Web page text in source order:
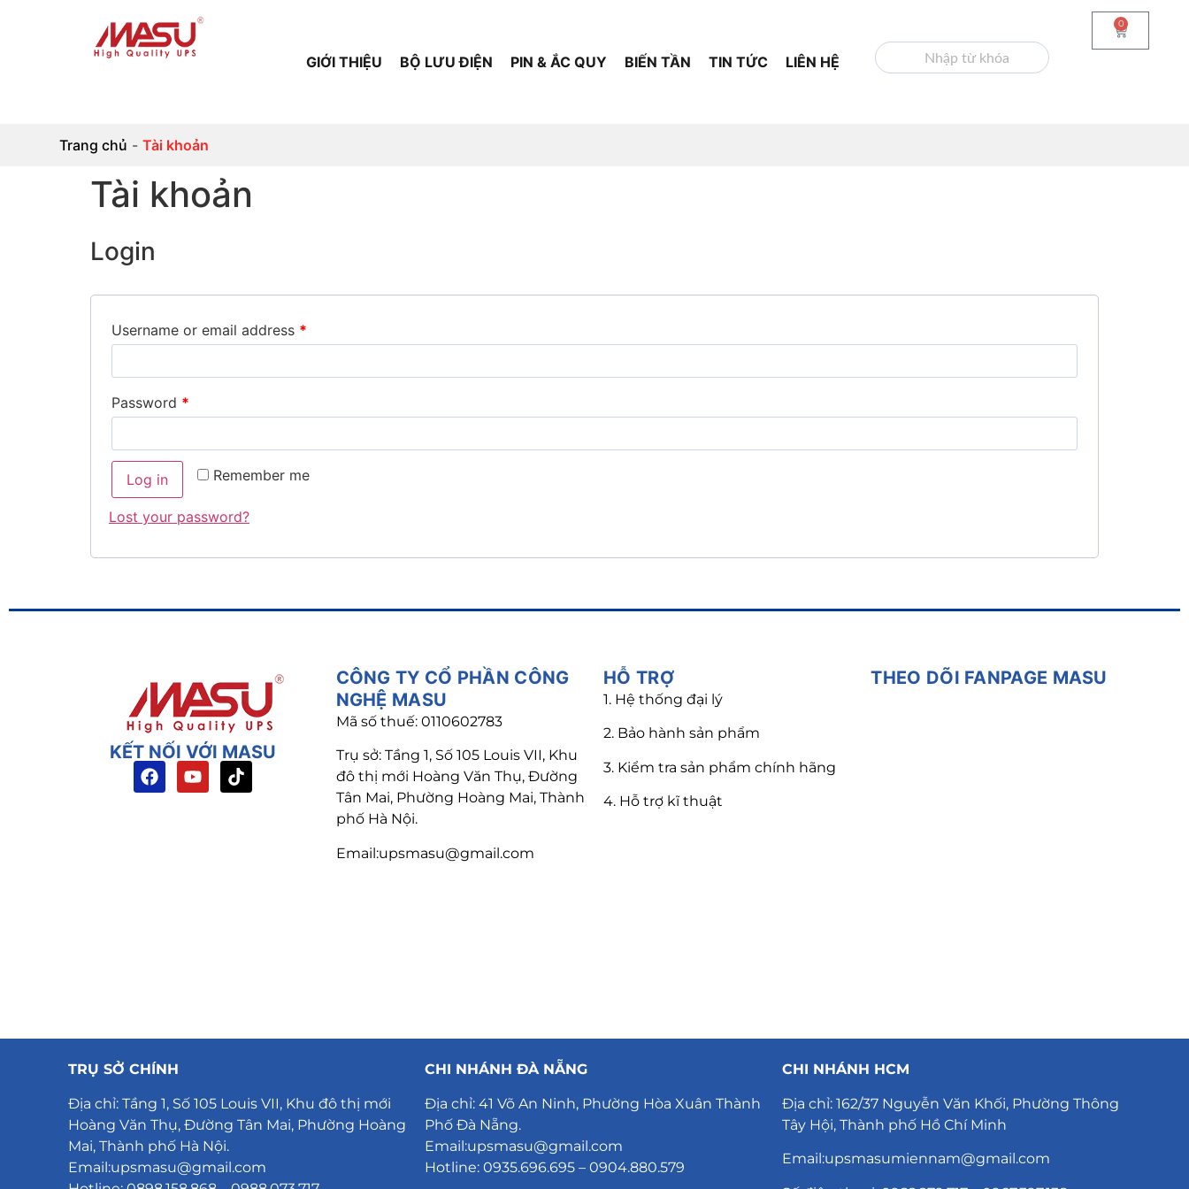
GIỚI THIỆU BỘ LƯU ĐIỆN PIN & ẮC QUY BIẾN TẦN TIN TỨC LIÊN HỆ TÌM KIẾM
0
Trang chủ -Tài khoản
Tài khoản
Login
Username or email address *
Password *
Remember me
Log in
Lost your password?
KẾT NỐI VỚI MASU
CÔNG TY CỔ PHẦN CÔNG
NGHỆ MASU
Mã số thuế: 0110602783
Trụ sở: Tầng 1, Số 105 Louis VII, Khu
đô thị mới Hoàng Văn Thụ, Đường
Tân Mai, Phường Hoàng Mai, Thành
phố Hà Nội.
Email:upsmasu@gmail.com
HỖ TRỢ
1. Hệ thống đại lý
2. Bảo hành sản phẩm
3. Kiểm tra sản phẩm chính hãng
4. Hỗ trợ kĩ thuật
THEO DÕI FANPAGE MASU
TRỤ SỞ CHÍNH
Địa chỉ:Tầng 1, Số 105 Louis VII, Khu đô thị mới
Hoàng Văn Thụ, Đường Tân Mai, Phường Hoàng
Mai, Thành phố Hà Nội.
Email:upsmasu@gmail.com
CHI NHÁNH ĐÀ NẴNG
Địa chỉ:41 Võ An Ninh, Phường Hòa Xuân Thành
Phố Đà Nẵng.
Email:upsmasu@gmail.com
Hotline: 0935.696.695 – 0904.880.579
CHI NHÁNH HCM
Địa chỉ: 162/37 Nguyễn Văn Khối, Phường Thông
Tây Hội, Thành phố Hồ Chí Minh
Email:upsmasumiennam@gmail.com